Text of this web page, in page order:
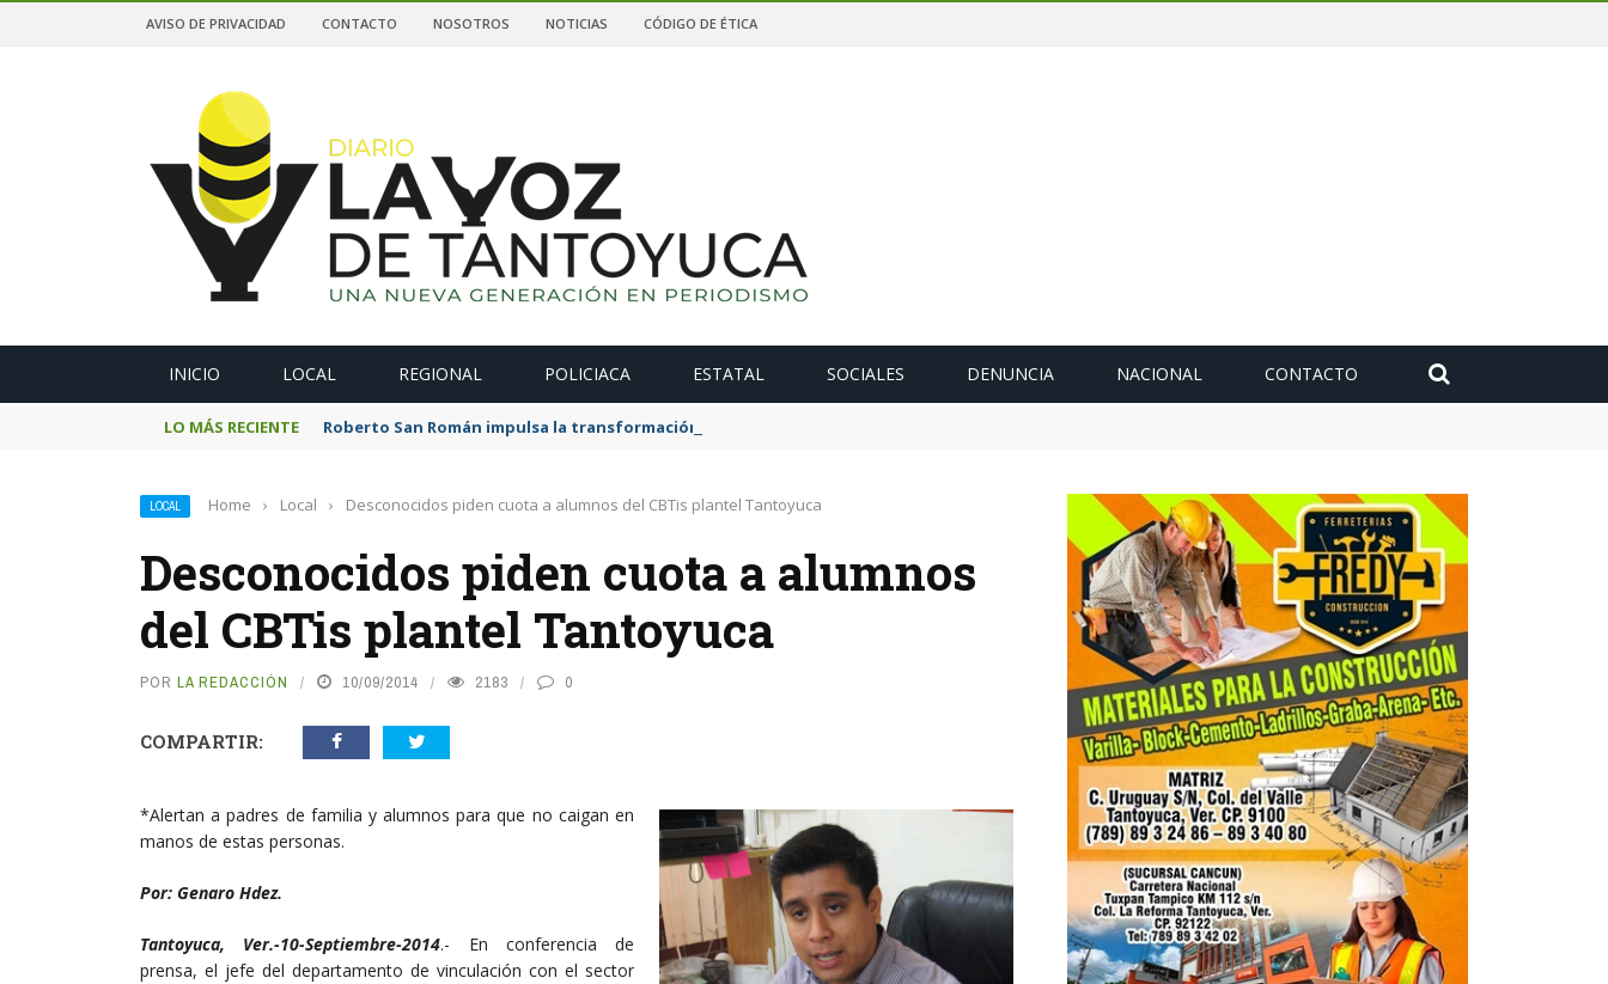
AVISO DE PRIVACIDAD CONTACTO NOSOTROS NOTICIAS CÓDIGO DE ÉTICA
INICIO LOCAL REGIONAL POLICIACA ESTATAL SOCIALES DENUNCIA NACIONAL CONTACTO
LO MÁS RECIENTE Roberto San Román impulsa la transformación de La Estanzuela con una obra que salda una deuda histórica
LOCAL Home › Local › Desconocidos piden cuota a alumnos del CBTis plantel Tantoyuca
Desconocidos piden cuota a alumnos
del CBTis plantel Tantoyuca
POR LA REDACCIÓN 10/09/2014 2183 0
COMPARTIR:
*Alertan a padres de familia y alumnos para que no caigan en
manos de estas personas.
Por: Genaro Hdez.
Tantoyuca, Ver.-10-Septiembre-2014.- En conferencia de
prensa, el jefe del departamento de vinculación con el sector